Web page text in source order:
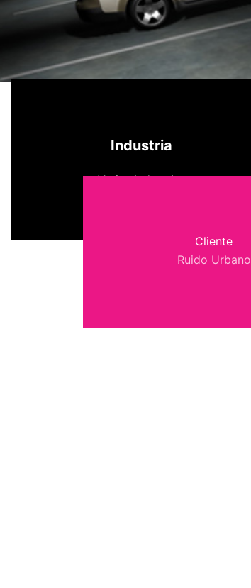
Industria
Varias Industrias
Cliente
Ruido Urbano